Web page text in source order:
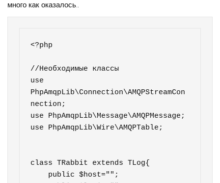
много как оказалось..
<?php
//Необходимые классы
use
PhpAmqpLib\Connection\AMQPStreamCon
nection;
use PhpAmqpLib\Message\AMQPMessage;
use PhpAmqpLib\Wire\AMQPTable;
class TRabbit extends TLog{